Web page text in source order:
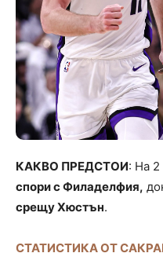
КАКВО ПРЕДСТОИ: На 2
спори с Филаделфия,
срещу Хюстън.
СТАТИСТИКА ОТ